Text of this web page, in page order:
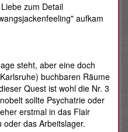
zum Detail
aufkam
steht, aber eine doch
buchbaren Räume
Quest ist wohl die Nr. 3
sollte Psychatrie oder
erstmal in das Flair
das Arbeitslager.